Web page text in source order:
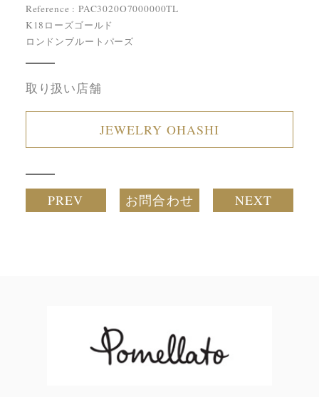
Reference : PAC3020O7000000TL
K18ローズゴールド
ロンドンブルートパーズ
取り扱い店舗
JEWELRY OHASHI
PREV お問合わせ NEXT